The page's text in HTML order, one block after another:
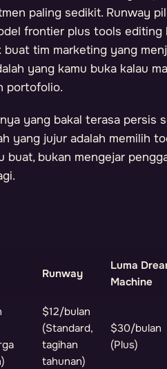
paling sedikit. Runway
frontier plus tools editing
buat tim marketing yang
yang kamu buka kalau
portofolio.
yang bakal terasa persis
yang jujur adalah memilih
buat, bukan mengejar
Runway
Luma
Machine
$12/bulan
(Standard,
tagihan
tahunan)
$30/bulan
(Plus)